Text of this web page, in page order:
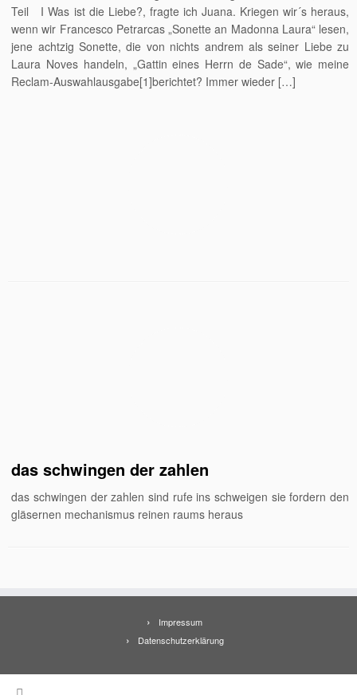
Teil I Was ist die Liebe?, fragte ich Juana. Kriegen wir´s heraus,
wenn wir Francesco Petrarcas „Sonette an Madonna Laura“ lesen,
jene achtzig Sonette, die von nichts andrem als sei­ner Liebe zu
Laura Noves handeln, „Gattin eines Herrn de Sade“, wie meine
Reclam-Auswahlausgabe[1]berichtet? Immer wieder […]
das schwingen der zahlen
das schwingen der zahlen sind rufe ins schweigen sie fordern den
gläsernen mechanismus reinen raums heraus
Impressum
Datenschutzerklärung